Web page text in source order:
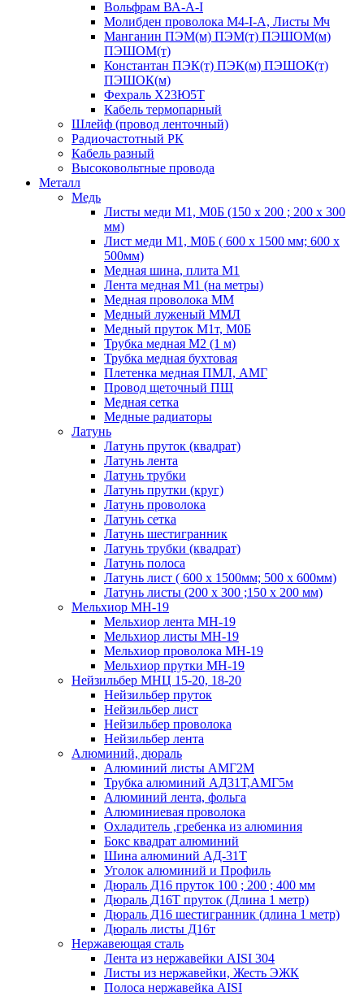
Вольфрам ВА-А-I
Молибден проволока М4-I-А, Листы Мч
Манганин ПЭМ(м) ПЭМ(т) ПЭШОМ(м)
ПЭШОМ(т)
Константан ПЭК(т) ПЭК(м) ПЭШОК(т)
ПЭШОК(м)
Фехраль Х23Ю5Т
Кабель термопарный
Шлейф (провод ленточный)
Радиочастотный РК
Кабель разный
Высоковольтные провода
Металл
Медь
Листы меди М1, М0Б (150 х 200 ; 200 х 300
мм)
Лист меди М1, М0Б ( 600 х 1500 мм; 600 х
500мм)
Медная шина, плита М1
Лента медная М1 (на метры)
Медная проволока ММ
Медный луженый ММЛ
Медный пруток М1т, М0Б
Трубка медная М2 (1 м)
Трубка медная бухтовая
Плетенка медная ПМЛ, АМГ
Провод щеточный ПЩ
Медная сетка
Медные радиаторы
Латунь
Латунь пруток (квадрат)
Латунь лента
Латунь трубки
Латунь прутки (круг)
Латунь проволока
Латунь сетка
Латунь шестигранник
Латунь трубки (квадрат)
Латунь полоса
Латунь лист ( 600 х 1500мм; 500 х 600мм)
Латунь листы (200 х 300 ;150 х 200 мм)
Мельхиор МН-19
Мельхиор лента МН-19
Мельхиор листы МН-19
Мельхиор проволока МН-19
Мельхиор прутки МН-19
Нейзильбер МНЦ 15-20, 18-20
Нейзильбер пруток
Нейзильбер лист
Нейзильбер проволока
Нейзильбер лента
Алюминий, дюраль
Алюминий листы АМГ2М
Трубка алюминий АД31Т,АМГ5м
Алюминий лента, фольга
Алюминиевая проволока
Охладитель ,гребенка из алюминия
Бокс квадрат алюминий
Шина алюминий АД-31Т
Уголок алюминий и Профиль
Дюраль Д16 пруток 100 ; 200 ; 400 мм
Дюраль Д16Т пруток (Длина 1 метр)
Дюраль Д16 шестигранник (длина 1 метр)
Дюраль листы Д16т
Нержавеющая сталь
Лента из нержавейки AISI 304
Листы из нержавейки, Жесть ЭЖК
Полоса нержавейка АISI